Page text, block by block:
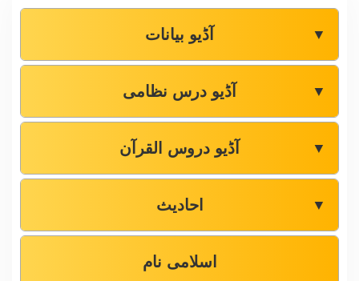
آڈیو بیانات ▼
آڈیو درس نظامی ▼
آڈیو دروس القرآن ▼
احادیث ▼
اسلامی نام